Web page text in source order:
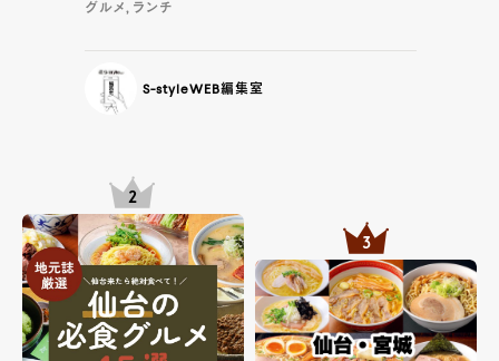
グルメ, ランチ
S-styleWEB編集室